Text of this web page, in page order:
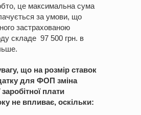
це максимальна сума
за умови, що
застрахованою
складе 97 500 грн. в
що на розмір ставок
для ФОП зміна
плати
не впливає, оскільки: